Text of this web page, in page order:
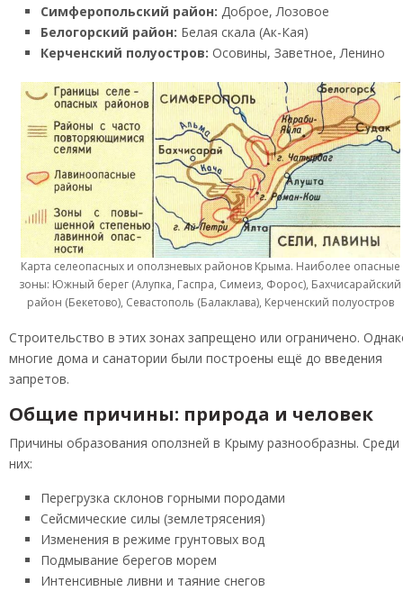
Симферопольский район: Доброе, Лозовое
Белогорский район: Белая скала (Ак-Кая)
Керченский полуостров: Осовины, Заветное, Ленино
Карта селеопасных и оползневых районов Крыма. Наиболее опасные
зоны: Южный берег (Алупка, Гаспра, Симеиз, Форос), Бахчисарайский
район (Бекетово), Севастополь (Балаклава), Керченский полуостров
Строительство в этих зонах запрещено или ограничено.
многие дома и санатории были построены ещё до введения
запретов.
Общие причины: природа и человек
Причины образования оползней в Крыму разнообразны. Среди
них:
Перегрузка склонов горными породами
Сейсмические силы (землетрясения)
Изменения в режиме грунтовых вод
Подмывание берегов морем
Интенсивные ливни и таяние снегов